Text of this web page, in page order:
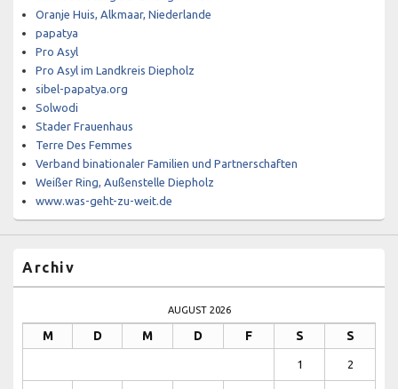
Oranje Huis, Alkmaar, Niederlande
papatya
Pro Asyl
Pro Asyl im Landkreis Diepholz
sibel-papatya.org
Solwodi
Stader Frauenhaus
Terre Des Femmes
Verband binationaler Familien und Partnerschaften
Weißer Ring, Außenstelle Diepholz
www.was-geht-zu-weit.de
Archiv
AUGUST 2026
M D M D F S S
1 2